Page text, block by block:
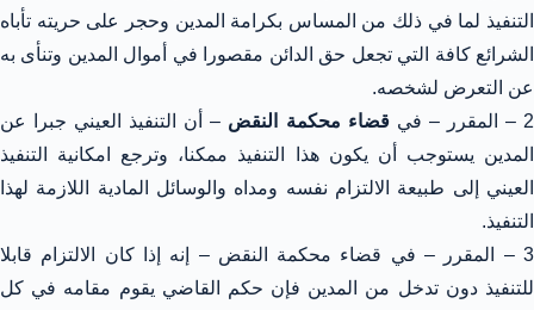
التنفيذ لما في ذلك من المساس بكرامة المدين وحجر على حريته تأباه
الشرائع كافة التي تجعل حق الدائن مقصورا في أموال المدين وتنأى به
عن التعرض لشخصه.
2 – المقرر – في
قضاء محكمة النقض – أن التنفيذ العيني جبرا عن
المدين يستوجب أن يكون هذا التنفيذ ممكنا، وترجع امكانية التنفيذ
العيني إلى طبيعة الالتزام نفسه ومداه والوسائل المادية اللازمة لهذا
التنفيذ.
3 – المقرر – في قضاء محكمة النقض – إنه إذا كان الالتزام قابلا
للتنفيذ دون تدخل من المدين فإن حكم القاضي يقوم مقامه في كل